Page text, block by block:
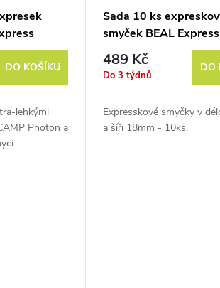
DO KOŠÍKU
lehkými
Photon a
Sada 10 ks
smyček BEAL
489 Kč
Do 3 týdnů
DO
Expresskové smyčky v
a šíři 18mm - 10ks.